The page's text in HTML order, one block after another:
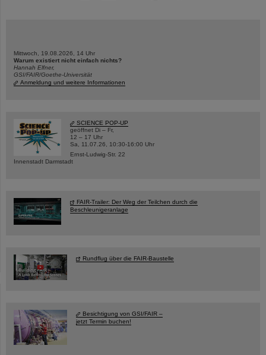
Mittwoch, 19.08.2026, 14 Uhr
Warum existiert nicht einfach nichts?
Hannah Elfner,
GSI/FAIR/Goethe-Universität
Anmeldung und weitere Informationen
SCIENCE POP-UP
geöffnet Di – Fr,
12 – 17 Uhr
Sa, 11.07.26, 10:30-16:00 Uhr
Ernst-Ludwig-Str. 22
Innenstadt Darmstadt
FAIR-Trailer: Der Weg der Teilchen durch die
Beschleunigeranlage
Rundflug über die FAIR-Baustelle
Besichtigung von GSI/FAIR –
jetzt Termin buchen!